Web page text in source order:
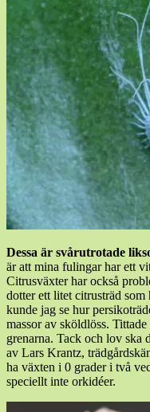
Dessa är svårutrotade
är att mina fulingar har ett
Citrusväxter har också
dotter ett litet citrusträd som
kunde jag se hur
massor av sköldlöss.
grenarna. Tack och lov ska
av Lars Krantz,
ha växten i 0 grader i två
speciellt inte orkidéer.